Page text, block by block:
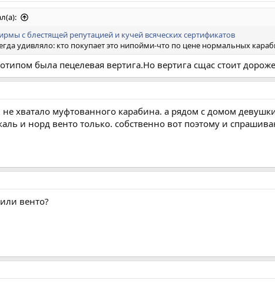
с блестящей репутацией и кучей всяческих сертификатов
удивляло: кто покупает это нипойми-что по цене нормальных
была пецелевая вертига.Но вертига сщас стоит
не хватало муфтованного карабина. а рядом с домом
и норд венто только. собственно вот поэтому и
венто?